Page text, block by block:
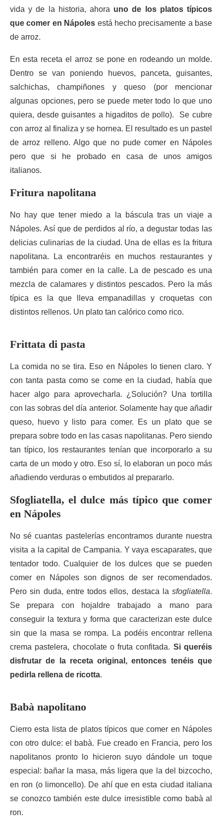
vida y de la historia, ahora uno de los platos típicos
que comer en Nápoles está hecho precisamente a base
de arroz.
En esta receta el arroz se pone en rodeando un molde.
Dentro se van poniendo huevos, panceta, guisantes,
salchichas, champiñones y queso (por mencionar
algunas opciones, pero se puede meter todo lo que uno
quiera, desde guisantes a higaditos de pollo). Se cubre
con arroz al finaliza y se hornea. El resultado es un pastel
de arroz relleno. Algo que no pude comer en Nápoles
pero que si he probado en casa de unos amigos
italianos.
Fritura napolitana
No hay que tener miedo a la báscula tras un viaje a
Nápoles. Así que de perdidos al río, a degustar todas las
delicias culinarias de la ciudad. Una de ellas es la fritura
napolitana. La encontraréis en muchos restaurantes y
también para comer en la calle. La de pescado es una
mezcla de calamares y distintos pescados. Pero la más
típica es la que lleva empanadillas y croquetas con
distintos rellenos. Un plato tan calórico como rico.
Frittata di pasta
La comida no se tira. Eso en Nápoles lo tienen claro. Y
con tanta pasta como se come en la ciudad, había que
hacer algo para aprovecharla. ¿Solución? Una tortilla
con las sobras del día anterior. Solamente hay que añadir
queso, huevo y listo para comer. Es un plato que se
prepara sobre todo en las casas napolitanas. Pero siendo
tan típico, los restaurantes tenían que incorporarlo a su
carta de un modo y otro. Eso sí, lo elaboran un poco más
añadiendo verduras o embutidos al prepararlo.
Sfogliatella, el dulce más típico que comer
en Nápoles
No sé cuantas pastelerías encontramos durante nuestra
visita a la capital de Campania. Y vaya escaparates, que
tentador todo. Cualquier de los dulces que se pueden
comer en Nápoles son dignos de ser recomendados.
Pero sin duda, entre todos ellos, destaca la sfogliatella.
Se prepara con hojaldre trabajado a mano para
conseguir la textura y forma que caracterizan este dulce
sin que la masa se rompa. La podéis encontrar rellena
crema pastelera, chocolate o fruta confitada. Si queréis
disfrutar de la receta original, entonces tenéis que
pedirla rellena de ricotta.
Babà napolitano
Cierro esta lista de platos típicos que comer en Nápoles
con otro dulce: el babà. Fue creado en Francia, pero los
napolitanos pronto lo hicieron suyo dándole un toque
especial: bañar la masa, más ligera que la del bizcocho,
en ron (o limoncello). De ahí que en esta ciudad italiana
se conozco también este dulce irresistible como babà al
ron.